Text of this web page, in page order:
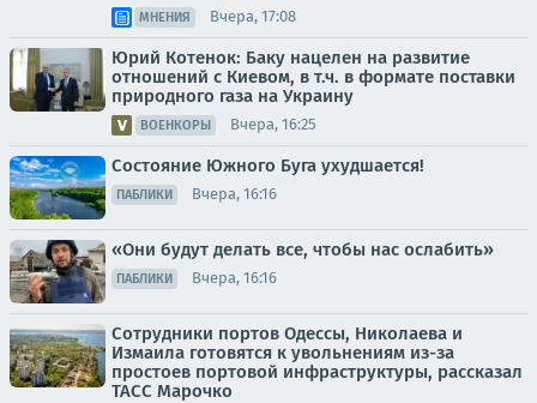
МНЕНИЯ Вчера, 17:08
Юрий Котенок: Баку нацелен на развитие
отношений с Киевом, в т.ч. в формате поставки
природного газа на Украину
ВОЕНКОРЫ Вчера, 16:25
Состояние Южного Буга ухудшается!
ПАБЛИКИ Вчера, 16:16
«Они будут делать все, чтобы нас ослабить»
ПАБЛИКИ Вчера, 16:16
Сотрудники портов Одессы, Николаева и
Измаила готовятся к увольнениям из-за
простоев портовой инфраструктуры, рассказал
ТАСС Марочко